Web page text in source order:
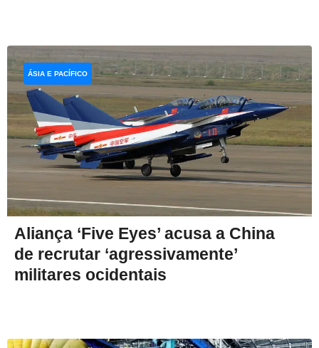
Aliança ‘Five Eyes’ acusa a China
de recrutar ‘agressivamente’
militares ocidentais
ÁSIA E PACÍFICO